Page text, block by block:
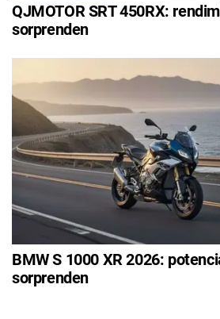
QJMOTOR SRT 450RX:
sorprenden
BMW S 1000 XR 2026:
sorprenden